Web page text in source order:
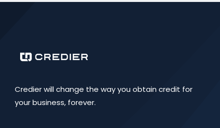
Credier will change the way you obtain credit for
your business, forever.